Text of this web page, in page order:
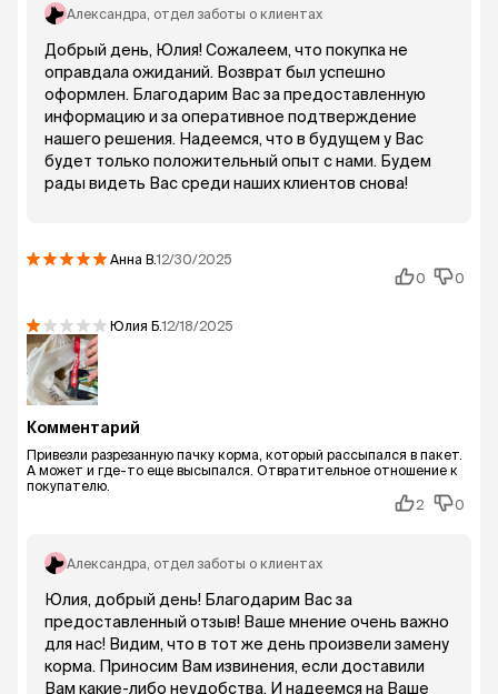
Александра , отдел заботы о клиентах
Добрый день, Юлия! Сожалеем, что покупка не
оправдала ожиданий. Возврат был успешно
оформлен. Благодарим Вас за предоставленную
информацию и за оперативное подтверждение
нашего решения. Надеемся, что в будущем у Вас
будет только положительный опыт с нами. Будем
рады видеть Вас среди наших клиентов снова!
Анна В.12/30/2025
0
0
Юлия Б.12/18/2025
Комментарий
Привезли разрезанную пачку корма, который рассыпался в пакет.
А может и где-то еще высыпался. Отвратительное отношение к
покупателю.
2
0
Александра , отдел заботы о клиентах
Юлия, добрый день! Благодарим Вас за
предоставленный отзыв! Ваше мнение очень важно
для нас! Видим, что в тот же день произвели замену
корма. Приносим Вам извинения, если доставили
Вам какие-либо неудобства. И надеемся на Ваше